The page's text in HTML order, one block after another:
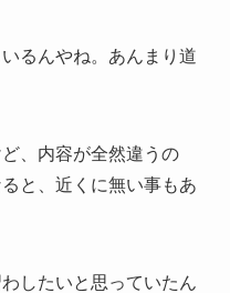
るんやね。あんまり道
、内容が全然違うの
と、近くに無い事もあ
したいと思っていたん